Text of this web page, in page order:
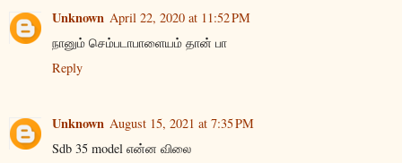
Unknown April 22, 2020 at 11:52 PM
நானும் செம்படாபாளையம் தான் பா
Reply
Unknown August 15, 2021 at 7:35 PM
Sdb 35 model என்ன விலை